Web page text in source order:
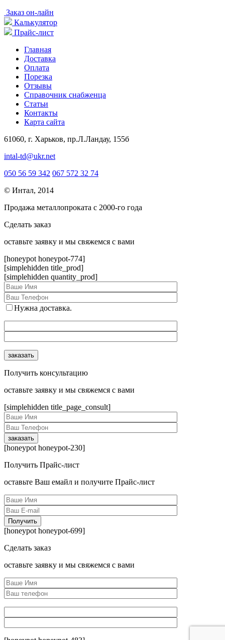
Заказ он-лайн
Калькулятор
Прайс-лист
Главная
Доставка
Оплата
Порезка
Отзывы
Справочник снабженца
Статьи
Контакты
Карта сайта
61060, г. Харьков, пр.Л.Ландау, 155б
intal-td@ukr.net
050 56 59 342 067 572 32 74
© Интал, 2014
Продажа металлопроката с 2000-го года
Сделать заказ
оcтавьте заявку и мы свяжемся с вами
[honeypot honeypot-774]
[simplehidden title_prod]
[simplehidden quantity_prod]
Нужна доставка.
Получить консультацию
оcтавьте заявку и мы свяжемся с вами
[simplehidden title_page_consult]
[honeypot honeypot-230]
Получить Прайс-лист
оcтавьте Ваш емайл и получите Прайс-лист
[honeypot honeypot-699]
Сделать заказ
оcтавьте заявку и мы свяжемся с вами